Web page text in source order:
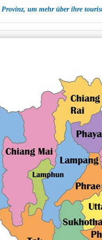
um mehr über ihre